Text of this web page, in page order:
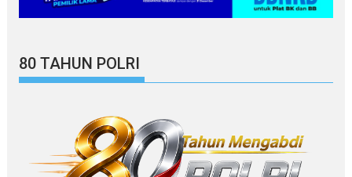
80 TAHUN POLRI